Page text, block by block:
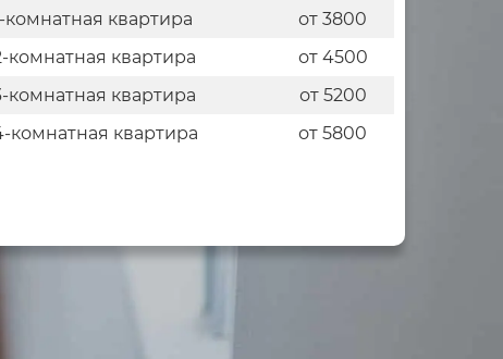
комнатная квартира
от 3800
комнатная квартира
от 4500
комнатная квартира
от 5200
комнатная квартира
от 5800